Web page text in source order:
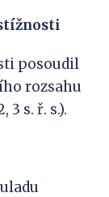
posoudil
rozsahu
3 s. ř. s.).